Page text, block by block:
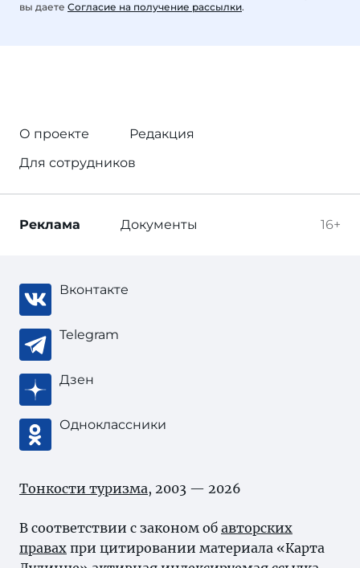
вы даете Согласие на получение рассылки.
О проекте
Редакция
Для сотрудников
16+
Реклама Документы
Вконтакте
Telegram
Дзен
Одноклассники
Тонкости туризма, 2003 — 2026
В соответствии с законом об авторских
правах при цитировании материала «Карта